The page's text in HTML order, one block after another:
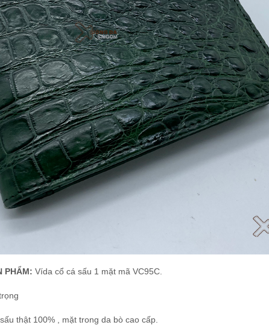
PHẨM: Vída cổ cá sấu 1 mặt mã VC95C.
thật 100% , mặt trong da bò cao cấp.